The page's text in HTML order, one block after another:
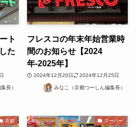
ト
た
長）
フレスコの年末年始営業時
間のお知らせ【2024
年-2025年】
2024年12月20日 2024年12月25日
みなこ（京都つーしん編集長）
京都 スーパー